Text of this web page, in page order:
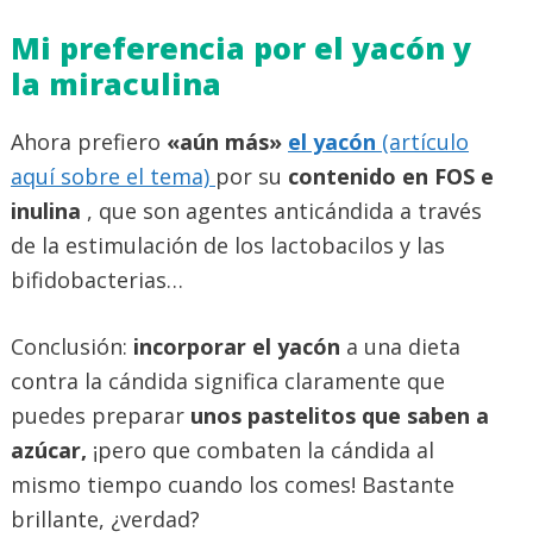
Mi preferencia por el yacón y
la miraculina
Ahora prefiero «aún más» el yacón (artículo
aquí sobre el tema) por su contenido en FOS e
inulina , que son agentes anticándida a través
de la estimulación de los lactobacilos y las
bifidobacterias…
Conclusión: incorporar el yacón a una dieta
contra la cándida significa claramente que
puedes preparar unos pastelitos que saben a
azúcar, ¡pero que combaten la cándida al
mismo tiempo cuando los comes! Bastante
brillante, ¿verdad?